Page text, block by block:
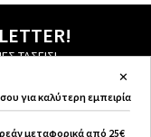
ΤΑΣΕΙΣ!
✕
για καλύτερη εμπειρία
μεταφορικά από 25€